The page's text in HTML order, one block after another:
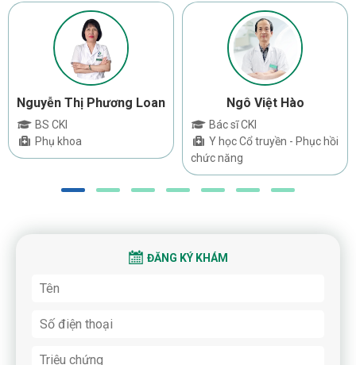
đường tiểu, tiểu ra máu, đi...
Nguyễn Thị Phương Loan
BS CKI
Phụ khoa
Ngô Việt Hào
Bác sĩ CKI
Y học Cổ truyền - Phục hồi
chức năng
ĐĂNG KÝ KHÁM